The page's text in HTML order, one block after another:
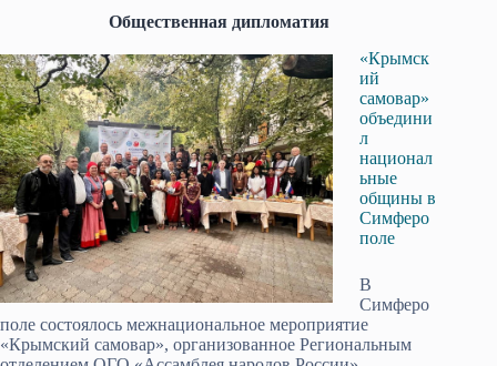
Общественная дипломатия
«Крымск
ий
самовар»
объедини
л
национал
ьные
общины в
Симферо
поле
В
Симферо
поле состоялось межнациональное мероприятие
«Крымский самовар», организованное Региональным